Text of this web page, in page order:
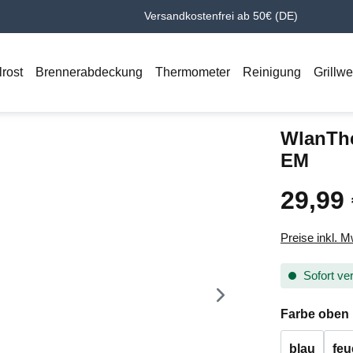
Versandkostenfrei ab 50€ (DE)
Brennerabdeckung Thermometer Reinigung
EM
Regulärer
29,99
Preise inkl.
Sofort
Farbe oben
blau